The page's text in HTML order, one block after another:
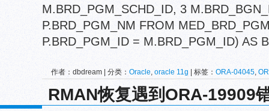
M.BRD_PGM_SCHD_ID, 3
P.BRD_PGM_NM FROM
P.BRD_PGM_ID = M.BRD_PGM_ID) AS
作者：dbdream | 分类： Oracle, oracle 11g | 标签： ORA-04045,
RMAN恢复遇到ORA-19909